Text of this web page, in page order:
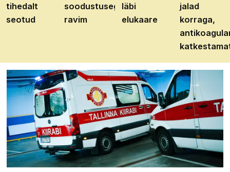
tihedalt
seotud
soodustusega
ravim
läbi
elukaare
jalad
korraga,